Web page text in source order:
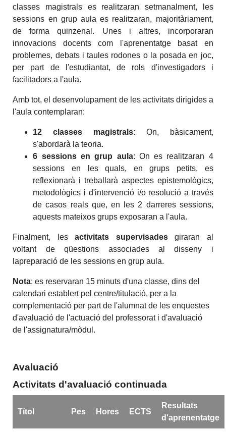
classes magistrals es realitzaran setmanalment, les
sessions en grup aula es realitzaran, majoritàriament,
de forma quinzenal. Unes i altres, incorporaran
innovacions docents com l'aprenentatge basat en
problemes, debats i taules rodones o la posada en joc,
per part de l'estudiantat, de rols d'investigadors i
facilitadors a l'aula.
Amb tot, el desenvolupament de les activitats dirigides a
l'aula contemplaran:
12 classes magistrals: On, bàsicament,
s'abordarà la teoria.
6 sessions en grup aula: On es realitzaran 4
sessions en les quals, en grups petits, es
reflexionarà i treballarà aspectes epistemològics,
metodològics i d'intervenció i/o resolució a través
de casos reals que, en les 2 darreres sessions,
aquests mateixos grups exposaran a l'aula.
Finalment, lesactivitats supervisadesgiraran al
voltant de qüestions associades al disseny i
lapreparació de les sessions en grup aula.
Nota: es reservaran 15 minuts d'una classe, dins del
calendari establert pel centre/titulació, per a la
complementació per part de l'alumnat de les enquestes
d'avaluació de l'actuació del professorat i d'avaluació
de l'assignatura/mòdul.
Avaluació
Activitats d'avaluació continuada
Títol Pes Hores ECTS
Resultats
d'aprenentatge